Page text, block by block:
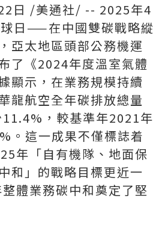
日 /美通社/ -- 2025年4
日 ——在中國雙碳戰略縱
亞太地區頭部公務機運
了《2024年度溫室氣體
顯示，在業務規模持續
龍航空全年碳排放總量
，較基準年2021年
。這一成果不僅標誌着
年「自有機隊、地面保
和」的戰略目標更近一
體業務碳中和奠定了堅